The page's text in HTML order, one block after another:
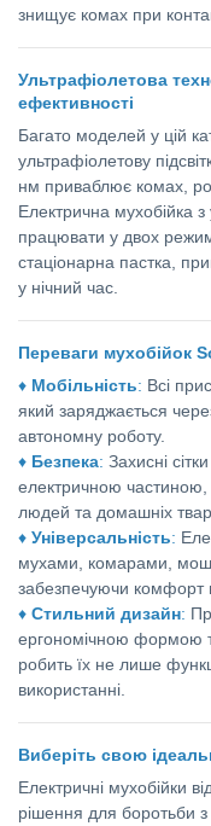
знищує комах при
Ультрафіолетова
ефективності
Багато моделей у цій
ультрафіолетову
нм приваблює комах,
Електрична мухобійка
працювати у двох
стаціонарна пастка,
у нічний час.
Переваги мухобійок
♦ Мобільність: Всі
який заряджається
автономну роботу.
♦ Безпека: Захисні
електричною
людей та домашніх
♦ Універсальність:
мухами, комарами,
забезпечуючи комфорт
♦ Стильний дизайн:
ергономічною формою
робить їх не лише
використанні.
Виберіть свою
Електричні мухобійки
рішення для боротьби з